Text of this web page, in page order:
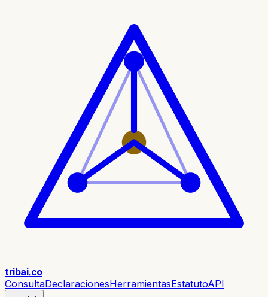
tribai.co
ConsultaDeclaracionesHerramientasEstatutoAPI